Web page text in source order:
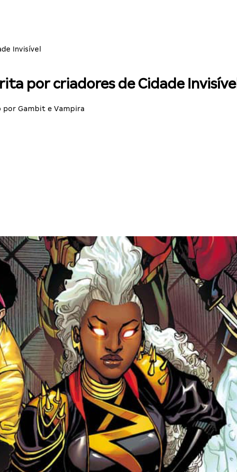
Invisível
por criadores de Cidade Invisível
por Gambit e Vampira